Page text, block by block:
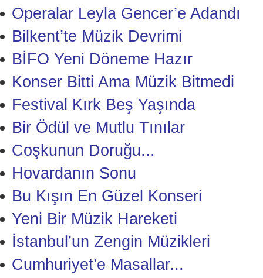
Operalar Leyla Gencer’e Adandı
Bilkent’te Müzik Devrimi
BİFO Yeni Döneme Hazır
Konser Bitti Ama Müzik Bitmedi
Festival Kırk Beş Yaşında
Bir Ödül ve Mutlu Tınılar
Coşkunun Doruğu...
Hovardanın Sonu
Bu Kışın En Güzel Konseri
Yeni Bir Müzik Hareketi
İstanbul’un Zengin Müzikleri
Cumhuriyet’e Masallar...